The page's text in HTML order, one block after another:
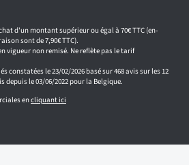
d'un montant supérieur ou égal à 70€ TTC (en-
sont de 7,90€ TTC).
vigueur non remisé. Ne reflète pas le tarif
constatées le 23/02/2026 basé sur 468 avis sur les 12
depuis le 03/06/2022 pour la Belgique.
encliquant ici